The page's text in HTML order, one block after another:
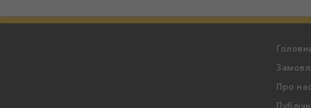
Про нас